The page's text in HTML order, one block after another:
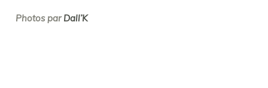
Photos parDall’K